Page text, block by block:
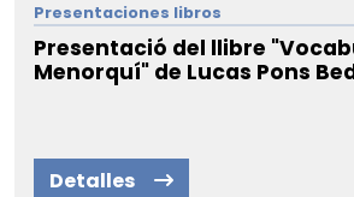
Detalles
Presentaciones libros
Presentació del llibre
Menorquí" de Lucas Pons